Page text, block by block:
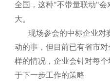
全国，这种"不带量联动"会
大。
现场参会的中标企业对
动的事，但目前已有省市
样的情况，企业会针对每
于下一步工作的策略